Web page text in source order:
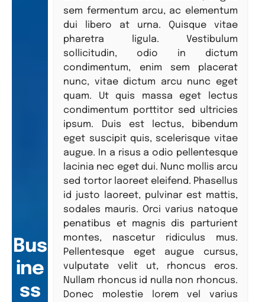
Bus
ine
ss
sem fermentum arcu, ac elementum
dui libero at urna. Quisque vitae
pharetra ligula. Vestibulum
sollicitudin, odio in dictum
condimentum, enim sem placerat
nunc, vitae dictum arcu nunc eget
quam. Ut quis massa eget lectus
condimentum porttitor sed ultricies
ipsum. Duis est lectus, bibendum
eget suscipit quis, scelerisque vitae
augue. In a risus a odio pellentesque
lacinia nec eget dui. Nunc mollis arcu
sed tortor laoreet eleifend. Phasellus
id justo laoreet, pulvinar est mattis,
sodales mauris. Orci varius natoque
penatibus et magnis dis parturient
montes, nascetur ridiculus mus.
Pellentesque eget augue cursus,
vulputate velit ut, rhoncus eros.
Nullam rhoncus id nulla non rhoncus.
Donec molestie lorem vel varius